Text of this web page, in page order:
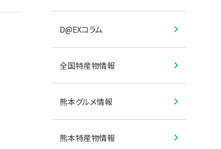
D@EXコラム
全国特産物情報
熊本グルメ情報
熊本特産物情報